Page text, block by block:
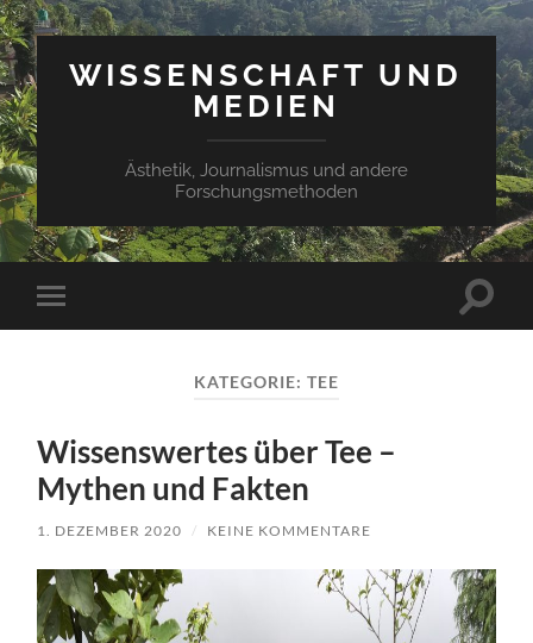
WISSENSCHAFT UND
MEDIEN
Ästhetik, Journalismus und andere
Forschungsmethoden
Mobile-
Menü
KATEGORIE: TEE
Wissenswertes über Tee –
Mythen und Fakten
1. DEZEMBER 2020 / KEINE KOMMENTARE